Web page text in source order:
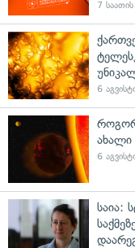
7 საათის
6
ახალი
6
საია: